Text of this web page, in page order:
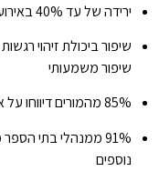
ירידה של עד 40% באירועי אלימות בבתי ספר שהטמיעו את התוכנית
שיפור משמעותי
85% מהמורים דיווחו על אקלים כיתתי משופר
91% ממנהלי בתי
נוספים